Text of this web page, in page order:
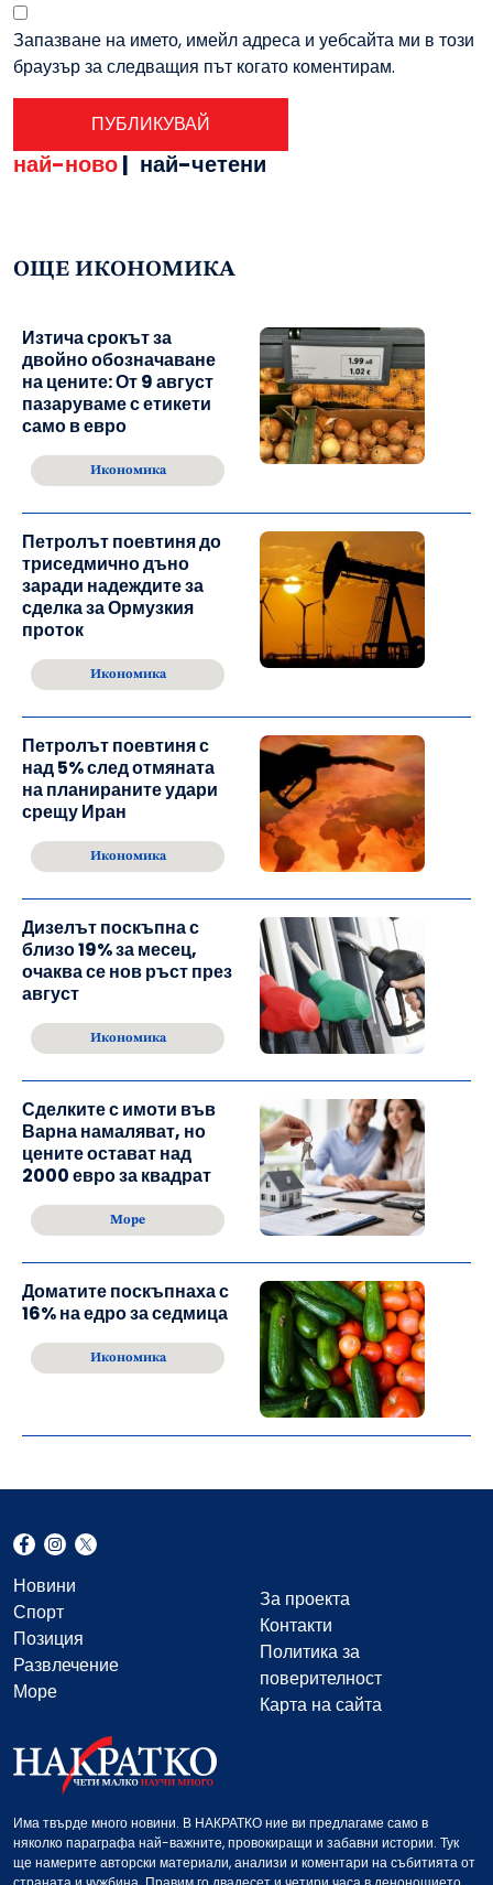
Запазване на името, имейл адреса и уебсайта ми в този
браузър за следващия път когато коментирам.
най-ново| най-четени
ОЩЕ ИКОНОМИКА
Изтича срокът за
двойно обозначаване
на цените: От 9 август
пазаруваме с етикети
само в евро
Икономика
Петролът поевтиня до
триседмично дъно
заради надеждите за
сделка за Ормузкия
проток
Икономика
Петролът поевтиня с
над 5% след отмяната
на планираните удари
срещу Иран
Икономика
Дизелът поскъпна с
близо 19% за месец,
очаква се нов ръст през
август
Икономика
Сделките с имоти във
Варна намаляват, но
цените остават над
2000 евро за квадрат
Море
Доматите поскъпнаха с
16% на едро за седмица
Икономика
Новини
Спорт
Позиция
Развлечение
Море
За проекта
Контакти
Политика за
поверителност
Карта на сайта
Има твърде много новини. В НАКРАТКО ние ви предлагаме само в
няколко параграфа най-важните, провокиращи и забавни истории. Тук
ще намерите авторски материали, анализи и коментари на събитията от